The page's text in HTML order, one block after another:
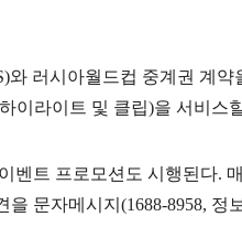
와 러시아월드컵 중계권 계약
하이라이트 및 클립)을 서비스
이벤트 프로모션도 시행된다.
을 문자메시지 (1688-8958, 정